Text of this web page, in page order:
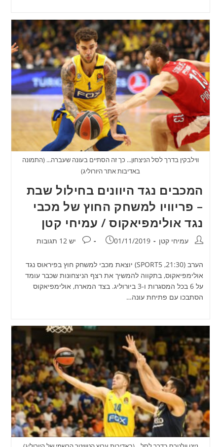
ווילבקין בדרך לסל הניצחון... כך זה הסתיים בעונה שעברה... (התמונה
באדיבות אתר היורוליג)
המכבים נגד היוונים בחילול שבת
– פריוויו למשחק החוץ של מכבי
נגד אולימפיאקוס / עמיחי קטן
מחבר:עמיחי קטן פורסם:
01/11/2019 תגובות:
יש 12 תגובות
הערב (21:30, SPORT5) יוצאת מכבי למשחק חוץ בפיראוס נגד
אולימפיאקוס, בתקווה להמשיך את רצף הניצחונות שכבר עומד
על 6 בכל המסגרות ו-3 ביורוליג. בצד המארח, אולימפיאקוס
הסתבכו עם פתיחת עונה…